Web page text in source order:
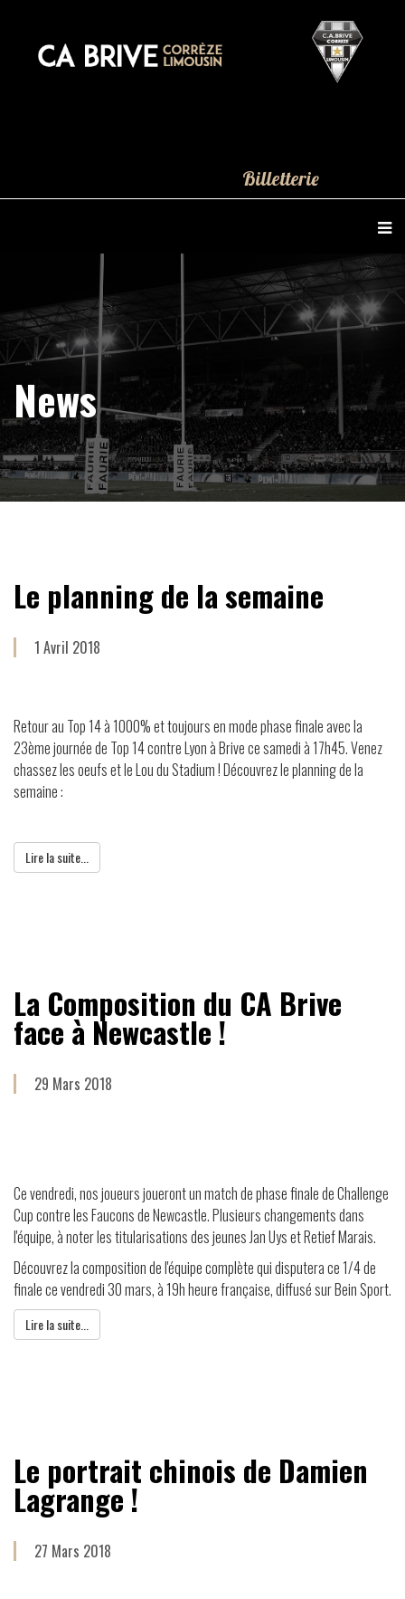
Billetterie
News
Le planning de la semaine
1 Avril 2018
Retour au Top 14 à 1000% et toujours en mode phase finale avec la
23ème journée de Top 14 contre Lyon à Brive ce samedi à 17h45. Venez
chassez les oeufs et le Lou du Stadium ! Découvrez le planning de la
semaine :
Lire la suite...
La Composition du CA Brive
face à Newcastle !
29 Mars 2018
Ce vendredi, nos joueurs joueront un match de phase finale de Challenge
Cup contre les Faucons de Newcastle. Plusieurs changements dans
l'équipe, à noter les titularisations des jeunes Jan Uys et Retief Marais.
Découvrez la composition de l'équipe complète qui disputera ce 1/4 de
finale ce vendredi 30 mars, à 19h heure française, diffusé sur Bein Sport.
Lire la suite...
Le portrait chinois de Damien
Lagrange !
27 Mars 2018